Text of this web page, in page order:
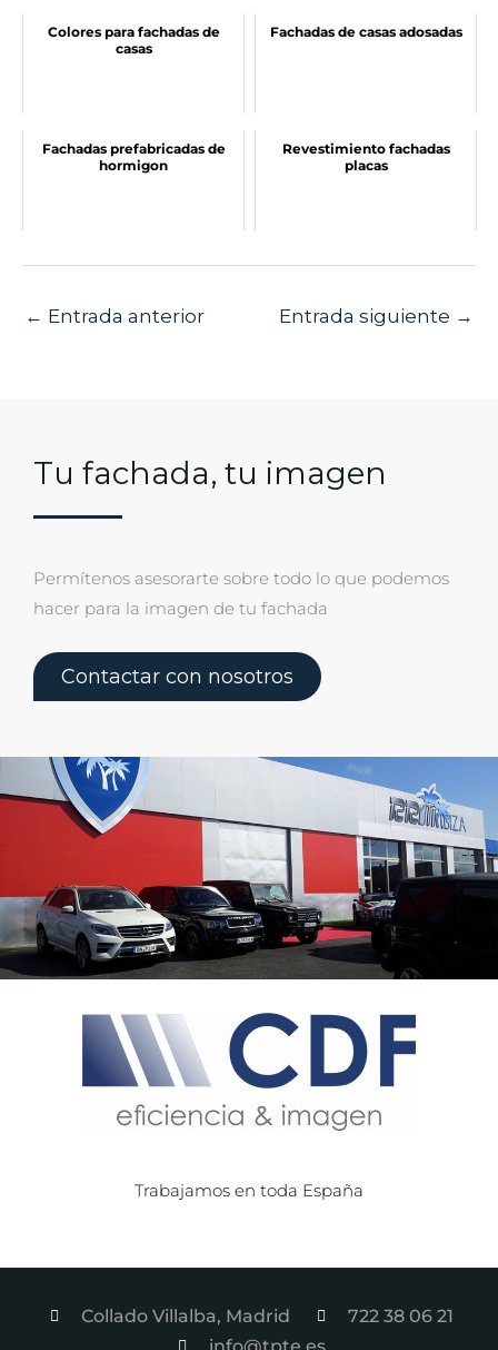
Colores para fachadas de
casas
Fachadas de casas adosadas
Fachadas prefabricadas de
hormigon
Revestimiento fachadas
placas
← Entrada anterior Entrada siguiente →
Tu fachada, tu imagen
Permítenos asesorarte sobre todo lo que podemos
hacer para la imagen de tu fachada
Contactar con nosotros
Trabajamos en toda España
Collado Villalba, Madrid
722 38 06 21